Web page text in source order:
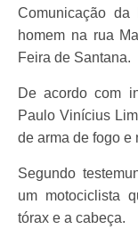
Comunicação da
homem na rua
Feira de Santana.
De acordo com
Paulo Vinícius
de arma de fogo e
Segundo
um motociclista
tórax e a cabeça.